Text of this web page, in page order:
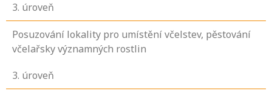
3. úroveň
Posuzování lokality pro umístění včelstev, pěstování
včelařsky významných rostlin
3. úroveň